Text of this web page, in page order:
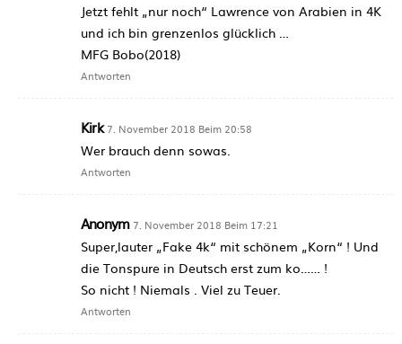
Jetzt fehlt „nur noch“ Lawrence von Arabien in 4K
und ich bin grenzenlos glücklich …
MFG Bobo(2018)
Antworten
Kirk 7. November 2018 Beim 20:58
Wer brauch denn sowas.
Antworten
Anonym 7. November 2018 Beim 17:21
Super,lauter „Fake 4k“ mit schönem „Korn“ ! Und
die Tonspure in Deutsch erst zum ko…… !
So nicht ! Niemals . Viel zu Teuer.
Antworten